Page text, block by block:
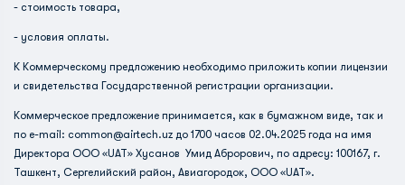
- стоимость товара,
- условия оплаты.
К Коммерческому предложению необходимо приложить копии лицензии
и свидетельства Государственной регистрации организации.
Коммерческое предложение принимается, как в бумажном виде, так и
по e-mail: common@airtech.uz до 1700 часов 02.04.2025 года на имя
Директора ООО «UAT» Хусанов Умид Аброрович, по адресу: 100167, г.
Ташкент, Сергелийский район, Авиагородок, ООО «UAT».